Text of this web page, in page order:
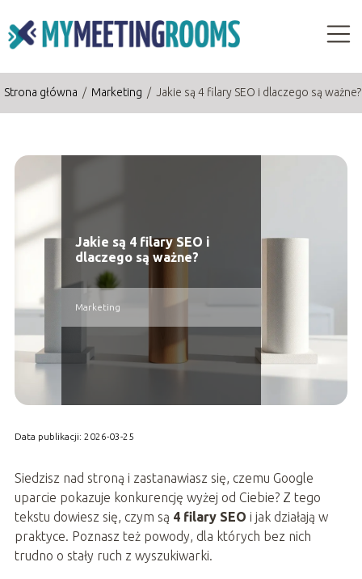
Strona główna / Marketing / Jakie są 4 filary SEO i dlaczego są ważne?
Jakie są 4 filary SEO i
dlaczego są ważne?
Marketing
Data publikacji: 2026-03-25
Siedzisz nad stroną i zastanawiasz się, czemu Google
uparcie pokazuje konkurencję wyżej od Ciebie? Z tego
tekstu dowiesz się, czym są 4 filary SEO i jak działają w
praktyce. Poznasz też powody, dla których bez nich
trudno o stały ruch z wyszukiwarki.